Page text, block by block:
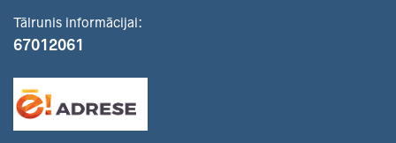
Tālrunis informācijai:
67012061